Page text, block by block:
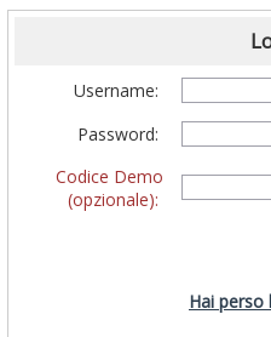
Username:
Password:
Codice Demo
(opzionale):
Hai perso